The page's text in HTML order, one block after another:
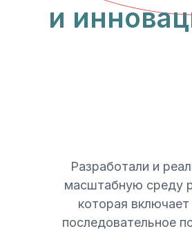
и
Разработали и
масштабную среду
которая включает
последовательное